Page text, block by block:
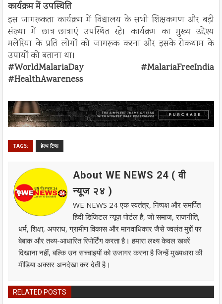
कार्यक्रम में उपस्थिति
इस जागरूकता कार्यक्रम में विद्यालय के सभी शिक्षकगण और बड़ी
संख्या में छात्र-छात्राएं उपस्थित रहे। कार्यक्रम का मुख्य उद्देश्य
मलेरिया के प्रति लोगों को जागरूक करना और इसके रोकथाम के
उपायों को बताना था।
#WorldMalariaDay #MalariaFreeIndia
#HealthAwareness
TAGS: हेल्थ टिप्स
About WE NEWS 24 ( वी
न्यूज २४ )
WE NEWS 24 एक स्वतंत्र, निष्पक्ष और समर्पित
हिंदी डिजिटल न्यूज़ पोर्टल है, जो समाज, राजनीति,
धर्म, शिक्षा, अपराध, ग्रामीण विकास और मानवाधिकार जैसे ज्वलंत मुद्दों पर
बेबाक और तथ्य-आधारित रिपोर्टिंग करता है। हमारा लक्ष्य केवल खबरें
दिखाना नहीं, बल्कि उन सच्चाइयों को उजागर करना है जिन्हें मुख्यधारा की
मीडिया अक्सर अनदेखा कर देती है।
RELATED POSTS